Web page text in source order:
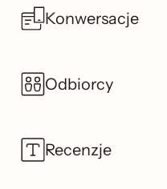
Konwersacje
Odbiorcy
Recenzje